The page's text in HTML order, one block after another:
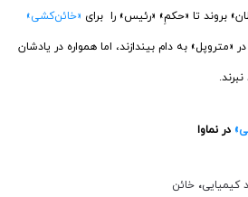
بروند تا «حکمِ» «رئیس» را برای «خائن‌کشی»
«متروپل» به دام بیندازند، اما همواره در یادشان
در نماوا
کیمیایی، خائن